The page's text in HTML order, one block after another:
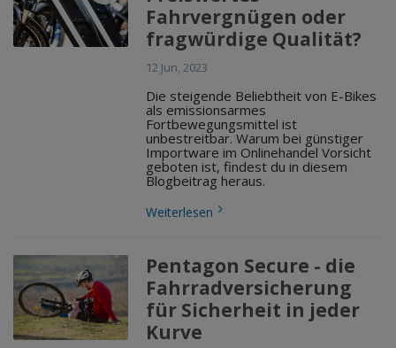
Fahrvergnügen oder
fragwürdige Qualität?
12 Jun, 2023
Die steigende Beliebtheit von E-Bikes
als emissionsarmes
Fortbewegungsmittel ist
unbestreitbar. Warum bei günstiger
Importware im Onlinehandel Vorsicht
geboten ist, findest du in diesem
Blogbeitrag heraus.
Weiterlesen
Pentagon Secure - die
Fahrradversicherung
für Sicherheit in jeder
Kurve